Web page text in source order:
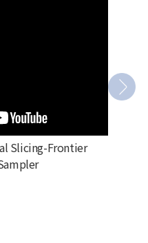
Slicing-Frontier